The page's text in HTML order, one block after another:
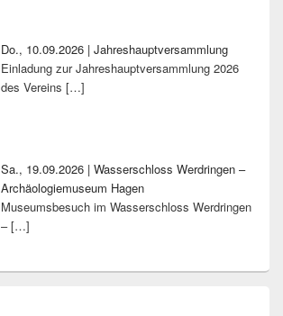
Do., 10.09.2026 | Jahreshauptversammlung
Einladung zur Jahreshauptversammlung 2026
des Vereins […]
Sa., 19.09.2026 | Wasserschloss Werdringen –
Archäologiemuseum Hagen
Museumsbesuch im Wasserschloss Werdringen
–[…]